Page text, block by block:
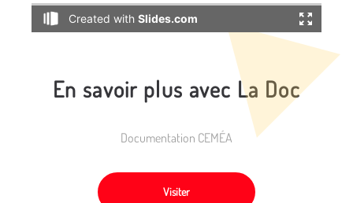
En savoir plus avec La Doc
Documentation CEMÉA
Visiter